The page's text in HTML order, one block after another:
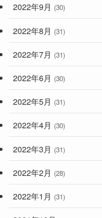
2022年9月 (30)
2022年8月 (31)
2022年7月 (31)
2022年6月 (30)
2022年5月 (31)
2022年4月 (30)
2022年3月 (31)
2022年2月 (28)
2022年1月 (31)